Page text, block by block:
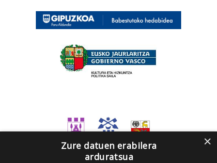
×
Zure datuen erabilera
arduratsua